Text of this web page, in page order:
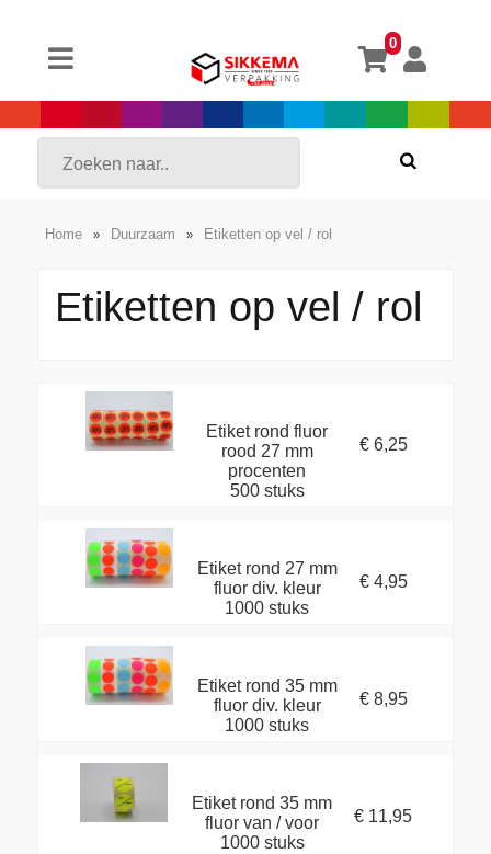
0
Home » Duurzaam » Etiketten op vel / rol
Etiketten op vel / rol
Etiket rond fluor
rood 27 mm
procenten
500 stuks
€ 6,25
Etiket rond 27 mm
fluor div. kleur
1000 stuks
€ 4,95
Etiket rond 35 mm
fluor div. kleur
1000 stuks
€ 8,95
Etiket rond 35 mm
fluor van / voor
1000 stuks
€ 11,95